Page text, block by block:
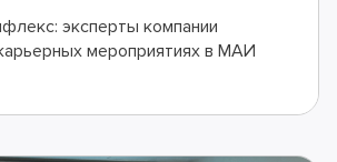
эксперты компании
мероприятиях в МАИ